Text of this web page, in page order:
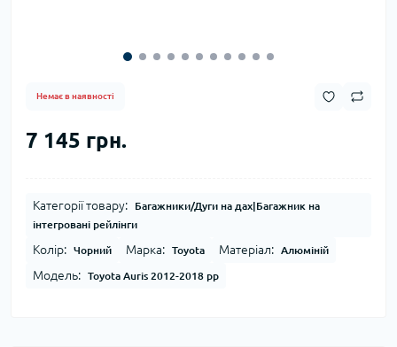
Немає в наявності
7 145 грн.
Категорії товару:
Багажники/Дуги на дах|Багажник на
інтегровані рейлінги
Колір: Чорний Марка: Toyota Матеріал: Алюміній
Модель: Toyota Auris 2012-2018 рр